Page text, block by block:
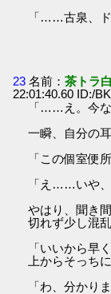
「……古泉、ド
23 名前：茶トラ
22:01:40.60 ID:/
「……え。今な
一瞬、自分の
「この個室便
「え……いや、
やはり、聞き
切れず少し混乱
「いいから早
上からそっち
「わ、分かり